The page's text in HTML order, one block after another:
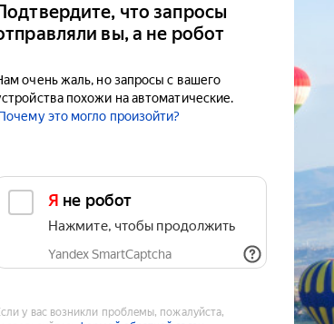
что запросы
вы, а не робот
очень жаль, но запросы с вашего
похожи на автоматические.
это могло произойти?
Я не робот
Нажмите, чтобы продолжить
Yandex SmartCaptcha
у вас возникли проблемы, пожалуйста,